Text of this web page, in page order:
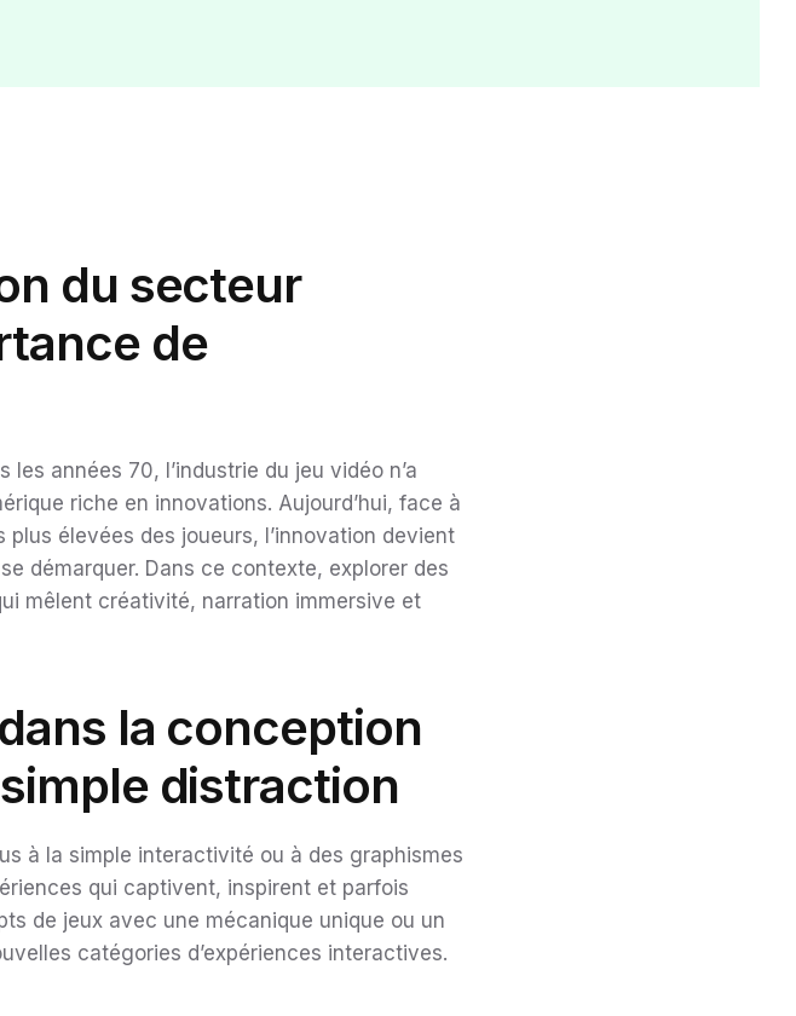
du secteur
de
les années 70, l’industrie du jeu vidéo n’a
riche en innovations. Aujourd’hui, face à
élevées des joueurs, l’innovation devient
démarquer. Dans ce contexte, explorer des
mêlent créativité, narration immersive et
la conception
distraction
à la simple interactivité ou à des graphismes
qui captivent, inspirent et parfois
de jeux avec une mécanique unique ou un
catégories d’expériences interactives.